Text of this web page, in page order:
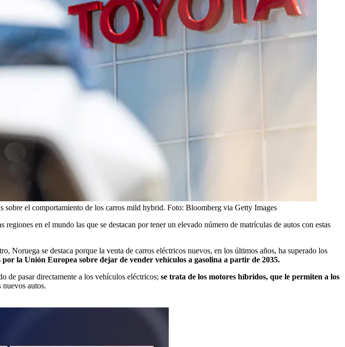
sobre el comportamiento de los carros mild hybrid. Foto: Bloomberg via Getty Images
en el mundo las que se destacan por tener un elevado número de matrículas de autos con estas
se destaca porque la venta de carros eléctricos nuevos, en los últimos años, ha superado los
por la Unión Europea sobre dejar de vender vehículos a gasolina a partir de 2035.
de pasar directamente a los vehículos eléctricos; se trata de los motores híbridos, que le permiten a los
autos.